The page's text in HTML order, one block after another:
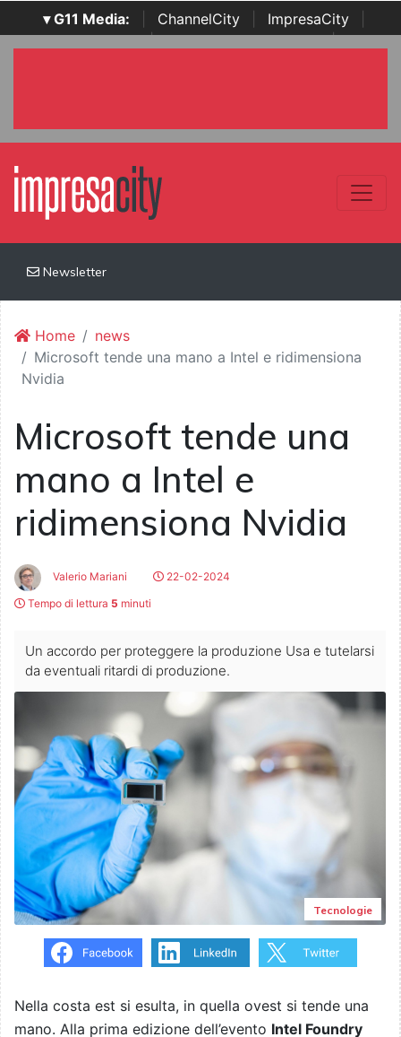
▾ G11 Media: ChannelCity ImpresaCity
SecurityOpenLab | Italian Channel Awards | Italian
Newsletter
Home
news
Microsoft tende una mano a Intel e ridimensiona
Nvidia
Microsoft tende una
mano a Intel e
ridimensiona Nvidia
Valerio Mariani
22-02-2024
Tempo di lettura 5 minuti
Un accordo per proteggere la produzione Usa e tutelarsi
da eventuali ritardi di produzione.
Tecnologie
Nella costa est si esulta, in quella ovest si tende una
mano. Alla prima edizione dell’evento Intel Foundry